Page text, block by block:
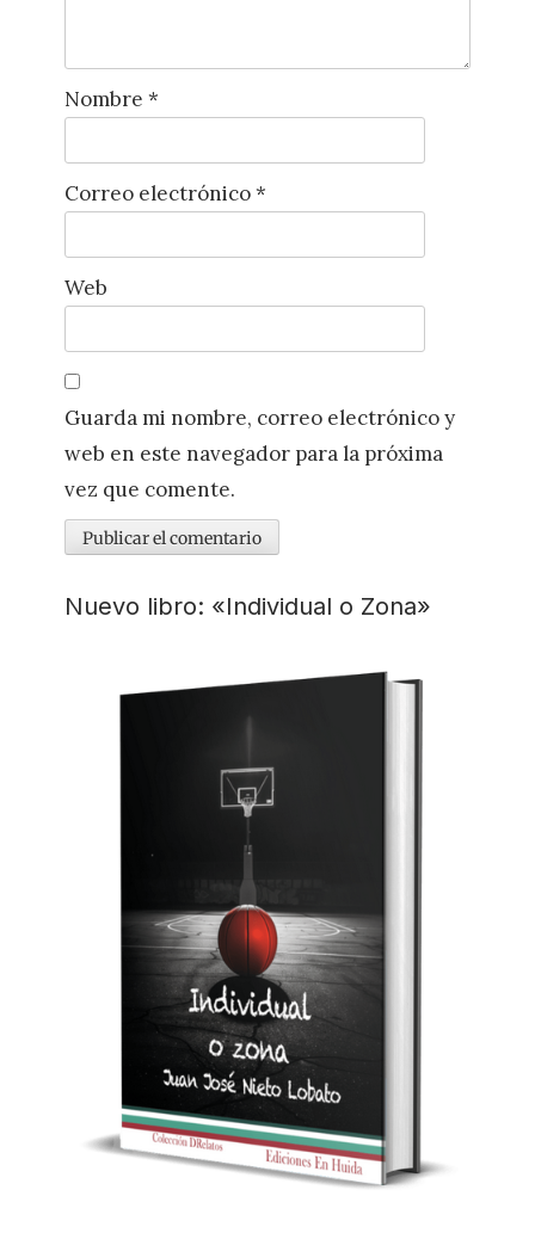
Nombre *
Correo electrónico*
Web
Guarda mi nombre, correo electrónico y
web en este navegador para la próxima
vez que comente.
Nuevo libro: «Individual o Zona»